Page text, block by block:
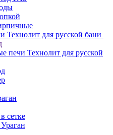
Технолит для русской бани
печи Технолит для русской
сетке